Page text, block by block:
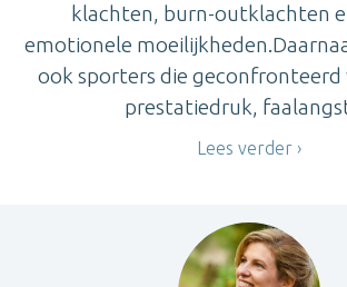
klachten, burn-outklachten
emotionele
ook sporters die
prestatiedruk,
Lees verder